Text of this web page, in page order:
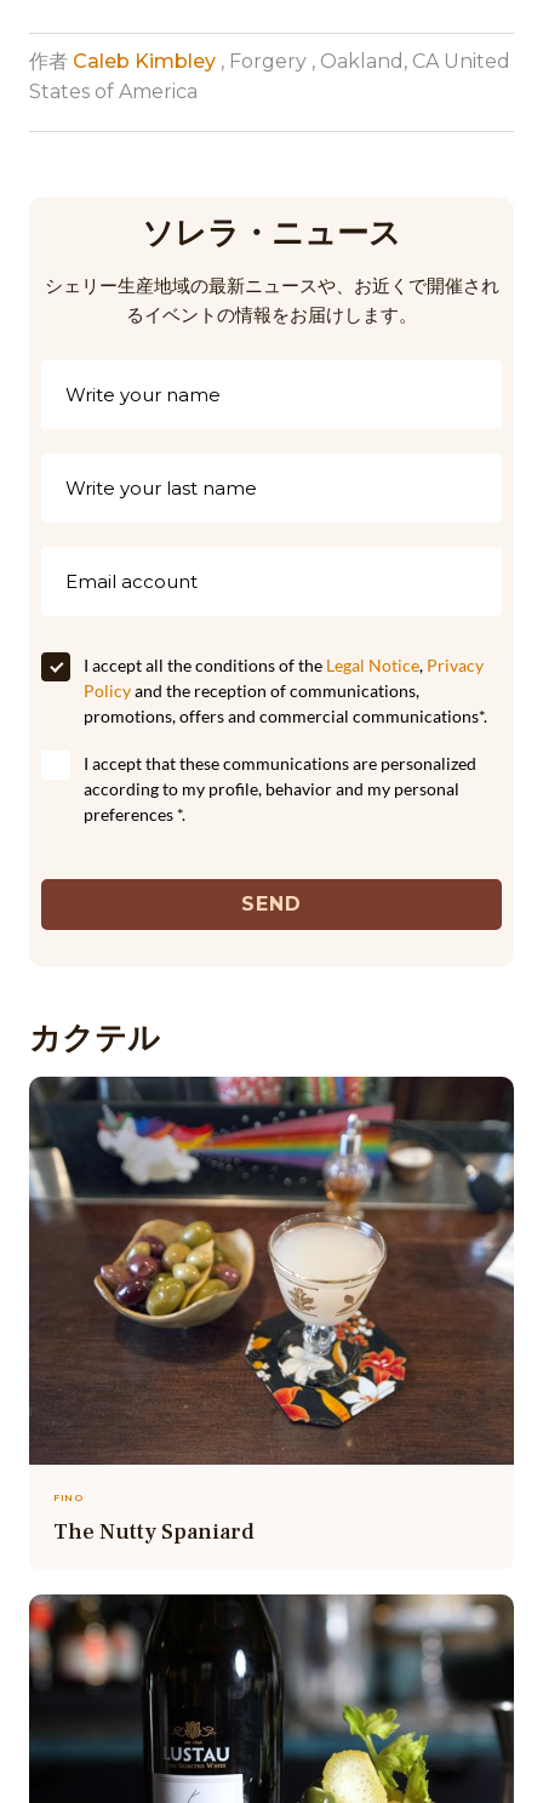
作者 Caleb Kimbley , Forgery , Oakland, CA United
States of America
ソレラ・ニュース
シェリー生産地域の最新ニュースや、お近くで開催され
るイベントの情報をお届けします。
I accept all the conditions of the Legal Notice, Privacy
Policyand the reception of communications,
promotions, offers and commercial communications*.
I accept that these communications are personalized
according to my profile, behavior and my personal
preferences *.
SEND
カクテル
FINO
The Nutty Spaniard